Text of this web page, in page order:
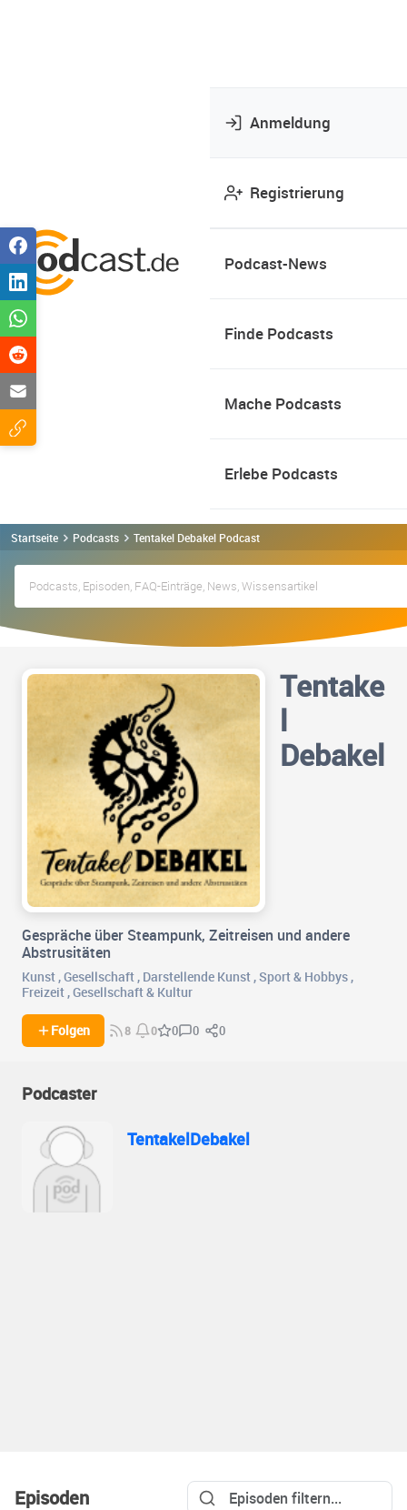
Anmeldung
Registrierung
Podcast-News
Finde Podcasts
Mache Podcasts
Erlebe Podcasts
Startseite Podcasts Tentakel Debakel Podcast
Tentake
l
Debakel
Gespräche über Steampunk, Zeitreisen und andere
Abstrusitäten
Kunst ,Gesellschaft , Darstellende Kunst ,Sport & Hobbys ,
Freizeit ,Gesellschaft & Kultur
Folgen 8 0 0 0 0
Podcaster
TentakelDebakel
Episoden